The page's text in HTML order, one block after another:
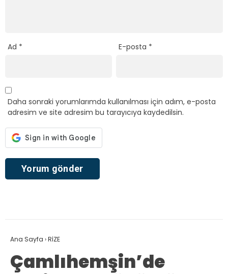
Ad * E-posta *
Daha sonraki yorumlarımda kullanılması için adım, e-posta
adresim ve site adresim bu tarayıcıya kaydedilsin.
Ana Sayfa ›RİZE
Çamlıhemşin’de